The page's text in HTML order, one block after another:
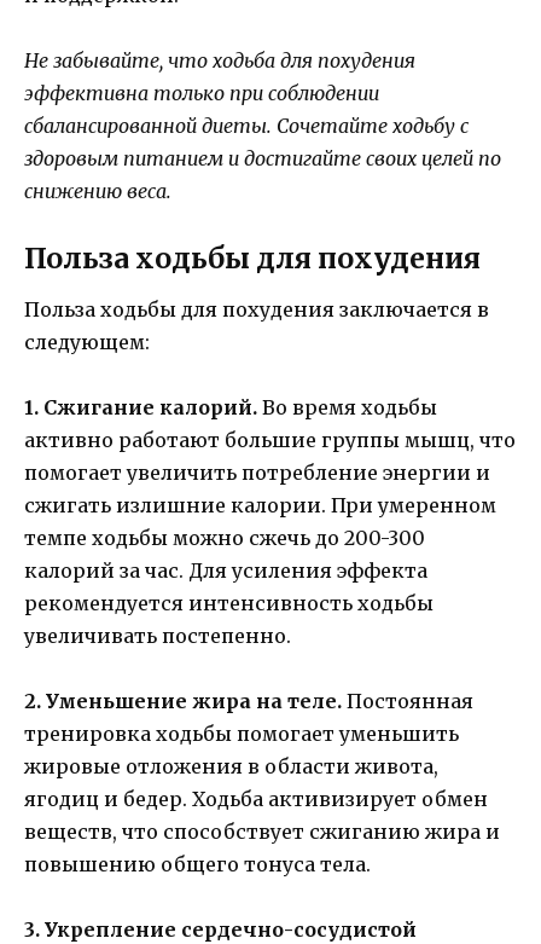
Не забывайте, что ходьба для похудения
эффективна только при соблюдении
сбалансированной диеты. Сочетайте ходьбу с
здоровым питанием и достигайте своих целей по
снижению веса.
Польза ходьбы для похудения
Польза ходьбы для похудения заключается в
следующем:
1. Сжигание калорий. Во время ходьбы
активно работают большие группы мышц, что
помогает увеличить потребление энергии и
сжигать излишние калории. При умеренном
темпе ходьбы можно сжечь до 200-300
калорий за час. Для усиления эффекта
рекомендуется интенсивность ходьбы
увеличивать постепенно.
2. Уменьшение жира на теле. Постоянная
тренировка ходьбы помогает уменьшить
жировые отложения в области живота,
ягодиц и бедер. Ходьба активизирует обмен
веществ, что способствует сжиганию жира и
повышению общего тонуса тела.
3. Укрепление сердечно-сосудистой